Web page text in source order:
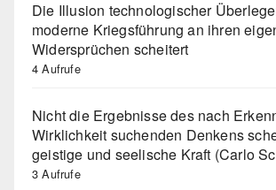
Die Illusion technologischer
moderne Kriegsführung an ihren
Widersprüchen scheitert
4 Aufrufe
Nicht die Ergebnisse des nach
Wirklichkeit suchenden Denkens
geistige und seelische Kraft (Carlo
3 Aufrufe